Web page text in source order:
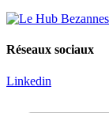
Réseaux sociaux
Linkedin